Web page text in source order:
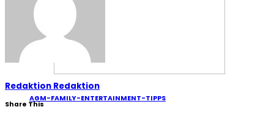
AGM-FAMILY-ENTERTAINMENT-TIPPS
Redaktion Redaktion
Share This